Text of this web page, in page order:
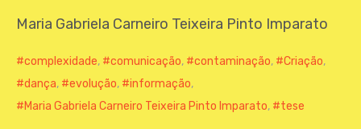
Maria Gabriela Carneiro Teixeira Pinto Imparato
complexidade, comunicação, contaminação, Criação,
dança, evolução, informação,
Maria Gabriela Carneiro Teixeira Pinto Imparato, tese